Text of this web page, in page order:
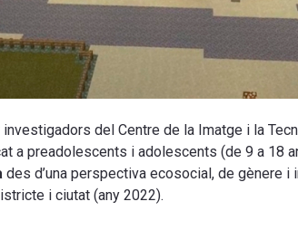
del Centre de la Imatge i la
a preadolescents i adolescents (de 9 a 18
des d’una perspectiva ecosocial, de gènere
i ciutat (any 2022).